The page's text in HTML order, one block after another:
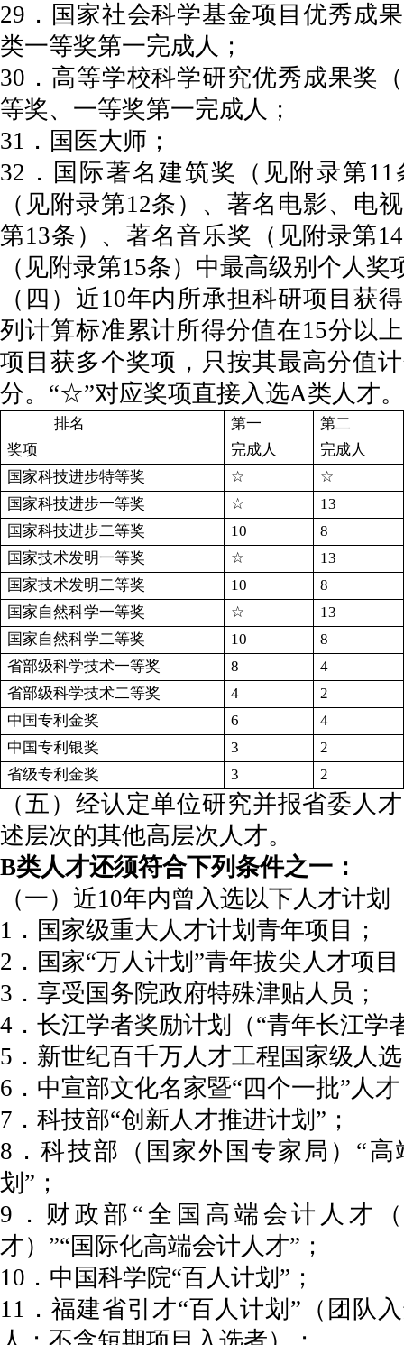
29．国家社会科学基金项目优秀成
类一等奖第一完成人；
30．高等学校科学研究优秀成果奖
等奖、一等奖第一完成人；
31．国医大师；
32．国际著名建筑奖（见附录第
（见附录第12条）、著名电影、电
第13条）、著名音乐奖（见附录第
（见附录第15条）中最高级别个人奖
（四）近10年内所承担科研项目获
列计算标准累计所得分值在15分以
项目获多个奖项，只按其最高分值
分。“☆”对应奖项直接入选A类人才。
排名
奖项
第一
完成人
第二
完成人
国家科技进步特等奖
☆
☆
国家科技进步一等奖
☆
13
国家科技进步二等奖
10
8
国家技术发明一等奖
☆
13
国家技术发明二等奖
10
8
国家自然科学一等奖
☆
13
国家自然科学二等奖
10
8
省部级科学技术一等奖
8
4
省部级科学技术二等奖
4
2
中国专利金奖
6
4
中国专利银奖
3
2
省级专利金奖
3 2
（五）经认定单位研究并报省委人
述层次的其他高层次人才。
B类人才还须符合下列条件之一：
（一）近10年内曾入选以下人才计划
1．国家级重大人才计划青年项目；
2．国家“万人计划”青年拔尖人才项
3．享受国务院政府特殊津贴人员；
4．长江学者奖励计划（“青年长江学
5．新世纪百千万人才工程国家级人
6．中宣部文化名家暨“四个一批”人
7．科技部“创新人才推进计划”；
8．科技部（国家外国专家局）“
划”；
9．财政部“全国高端会计人才
才）”“国际化高端会计人才”；
10．中国科学院“百人计划”；
11．福建省引才“百人计划”（团队